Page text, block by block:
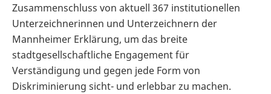
Zusammenschluss von aktuell 367 institutionellen
Unterzeichnerinnen und Unterzeichnern der
Mannheimer Erklärung, um das breite
stadtgesellschaftliche Engagement für
Verständigung und gegen jede Form von
Diskriminierung sicht- und erlebbar zu machen.